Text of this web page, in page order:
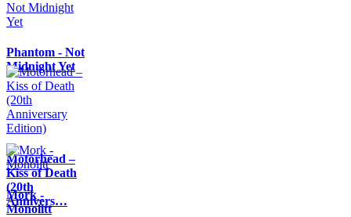
Phantom - Not
Midnight Yet
Motörhead –
Kiss of Death
(20th
Annivers…
Mork -
Monolitt